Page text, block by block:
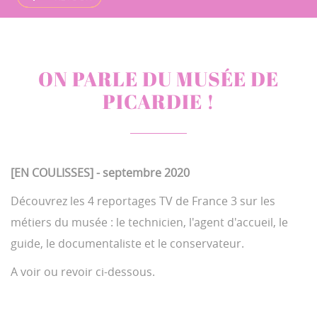
ON PARLE DU MUSÉE DE
PICARDIE !
[EN COULISSES] - septembre 2020
Découvrez les 4 reportages TV de France 3 sur les
métiers du musée : le technicien, l'agent d'accueil, le
guide, le documentaliste et le conservateur.
A voir ou revoir ci-dessous.